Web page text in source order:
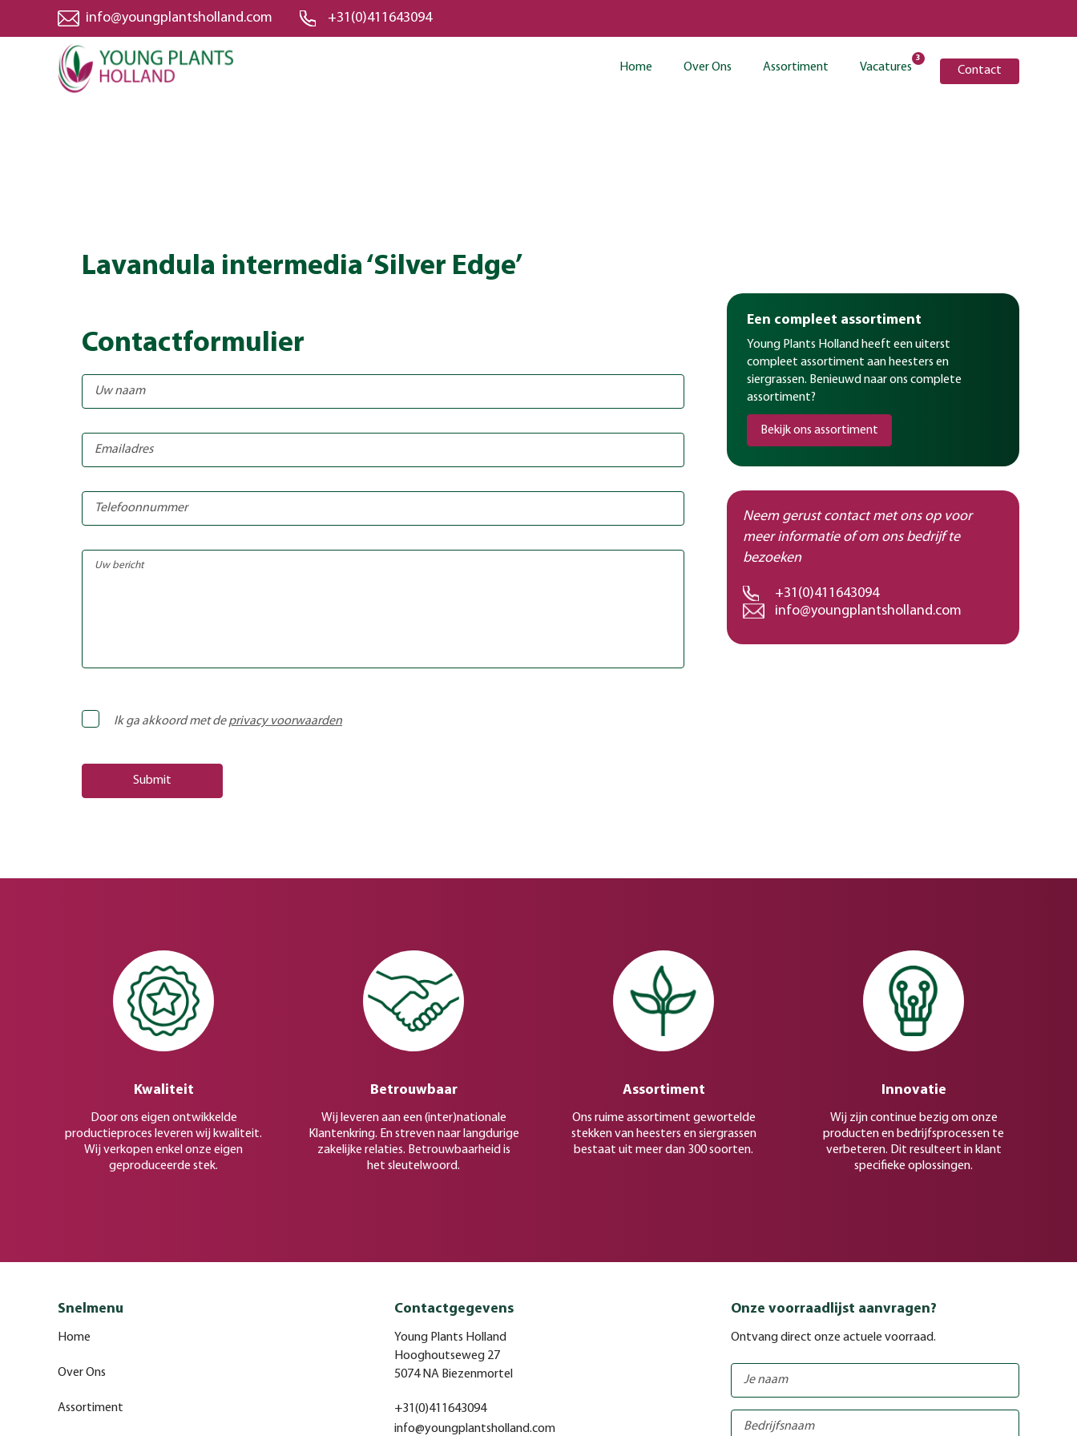
info@youngplantsholland.com +31(0)411643094
Home Over Ons Assortiment Vacatures
3
Contact
Lavandula intermedia ‘Silver Edge’
Contactformulier
Ik ga akkoord met deprivacy voorwaarden
Een compleet assortiment
Young Plants Holland heeft een uiterst
compleet assortiment aan heesters en
siergrassen. Benieuwd naar ons complete
assortiment?
Bekijk ons assortiment
Neem gerust contact met ons op voor
meer informatie of om ons bedrijf te
bezoeken
+31(0)411643094
info@youngplantsholland.com
Kwaliteit
Door ons eigen ontwikkelde
productieproces leveren wij kwaliteit.
Wij verkopen enkel onze eigen
geproduceerde stek.
Betrouwbaar
Wij leveren aan een (inter)nationale
Klantenkring. En streven naar langdurige
zakelijke relaties. Betrouwbaarheid is
het sleutelwoord.
Assortiment
Ons ruime assortiment gewortelde
stekken van heesters en siergrassen
bestaat uit meer dan 300 soorten.
Innovatie
Wij zijn continue bezig om onze
producten en bedrijfsprocessen te
verbeteren. Dit resulteert in klant
specifieke oplossingen.
Snelmenu
Home
Over Ons
Assortiment
Contactgegevens
Young Plants Holland
Hooghoutseweg 27
5074 NA Biezenmortel
+31(0)411643094
info@youngplantsholland.com
Onze voorraadlijst aanvragen?
Ontvang direct onze actuele voorraad.